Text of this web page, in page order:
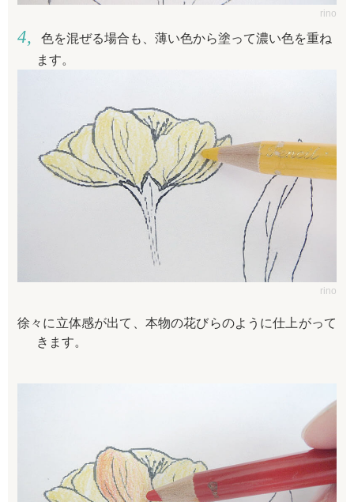
rino
色を混ぜる場合も、薄い色から塗って濃い色を重ね
ます。
rino
徐々に立体感が出て、本物の花びらのように仕上がって
きます。